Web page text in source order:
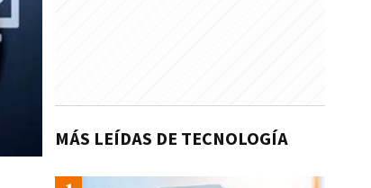
MÁS LEÍDAS DE TECNOLOGÍA